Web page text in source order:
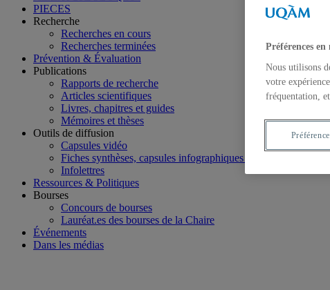
PIECES
Recherche
Recherches en cours
Recherches terminées
Prévention & Évaluation
Publications
Rapports de recherche
Articles scientifiques
Livres, chapitres et guides
Mémoires et thèses
Outils de diffusion
Capsules vidéo
Fiches synthèses, capsules infographiques et campagnes
Infolettres
Ressources & Politiques
Bourses
Concours de bourses
Lauréat.es des bourses de la Chaire
Événements
Dans les médias
Préférences
Nous utilisons
votre
fréquentation,